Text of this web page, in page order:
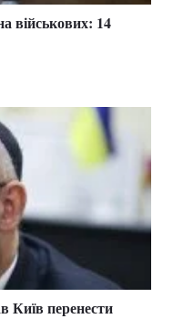
військових: 14
Київ перенести